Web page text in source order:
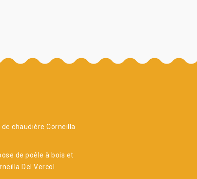
de chaudière Corneilla
de poêle à bois et
Del Vercol